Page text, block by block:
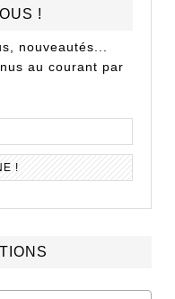
!
nouveautés...
au courant par